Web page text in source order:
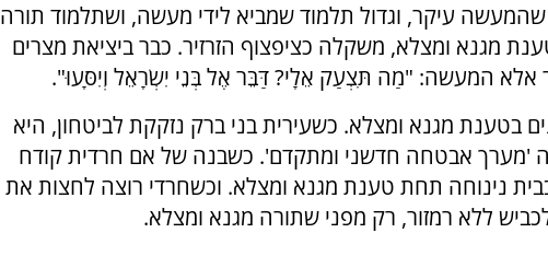
עיקר, וגדול תלמוד שמביא לידי מעשה, ושתלמוד תורה
מגנא ומצלא, משקלה כציפצוף הזרזיר. כבר ביציאת מצרים
המעשה: "מַה תִּצְעַק אֵלָי? דַּבֵּר אֶל בְּנֵי יִשְׂרָאֵל וְיִסָּעוּ".
בטענת מגנא ומצלא. כשעירית בני ברק נזקקת לביטחון, היא
'מערך אבטחה חדשני ומתקדם'. כשבנה של אם חרדית קודח
נינוחה תחת טענת מגנא ומצלא. וכשחרדי רוצה לחצות את
ללא רמזור, רק מפני שתורה מגנא ומצלא.